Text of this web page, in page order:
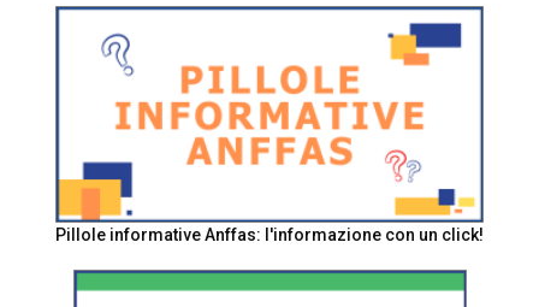
Pillole informative Anffas: l'informazione con un click!